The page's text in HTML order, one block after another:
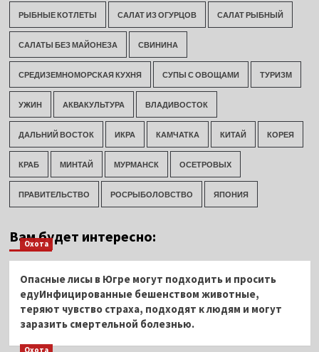
РЫБНЫЕ КОТЛЕТЫ САЛАТ ИЗ ОГУРЦОВ САЛАТ РЫБНЫЙ
САЛАТЫ БЕЗ МАЙОНЕЗА СВИНИНА
СРЕДИЗЕМНОМОРСКАЯ КУХНЯ СУПЫ С ОВОЩАМИ ТУРИЗМ
УЖИН АКВАКУЛЬТУРА ВЛАДИВОСТОК
ДАЛЬНИЙ ВОСТОК ИКРА КАМЧАТКА КИТАЙ КОРЕЯ
КРАБ МИНТАЙ МУРМАНСК ОСЕТРОВЫХ
ПРАВИТЕЛЬСТВО РОСРЫБОЛОВСТВО ЯПОНИЯ
Вам будет интересно:
Охота
Опасные лисы в Югре могут подходить и просить
едуИнфицированные бешенством животные,
теряют чувство страха, подходят к людям и могут
заразить смертельной болезнью.
Охота